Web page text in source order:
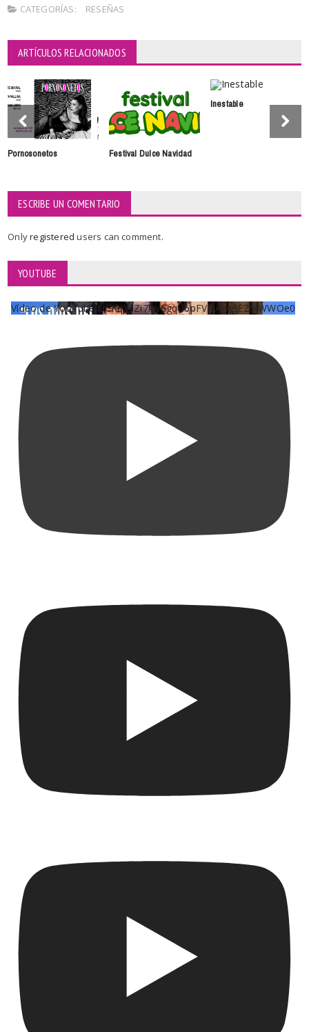
CATEGORÍAS: RESEÑAS
ARTÍCULOS RELACIONADOS
Pornosonetos Festival Dulce Navidad
Inestable
ESCRIBE UN COMENTARIO
Onlyregisteredusers can comment.
YOUTUBE
Vídeo de YouTube UCKqYjiZi7lzy6gqU6pFVFiA_A3EZ9JWWOe0